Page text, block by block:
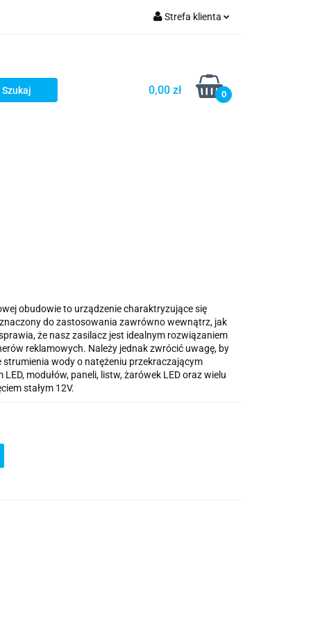
Strefa klienta
Zarejestruj się
Dodaj zgłoszenie
0,00 zł 0
obudowie to urządzenie charaktryzujące się
do zastosowania zawrówno wewnątrz, jak
że nasz zasilacz jest idealnym rozwiązaniem
reklamowych. Należy jednak zwrócić uwagę, by
strumienia wody o natężeniu przekraczającym
modułów, paneli, listw, żarówek LED oraz wielu
stałym 12V.